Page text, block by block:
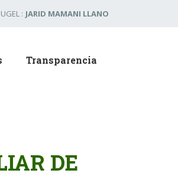
: JARID MAMANI LLANO
Transparencia
DE